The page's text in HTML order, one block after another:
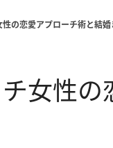
の恋愛アプローチ術と結婚
女性の